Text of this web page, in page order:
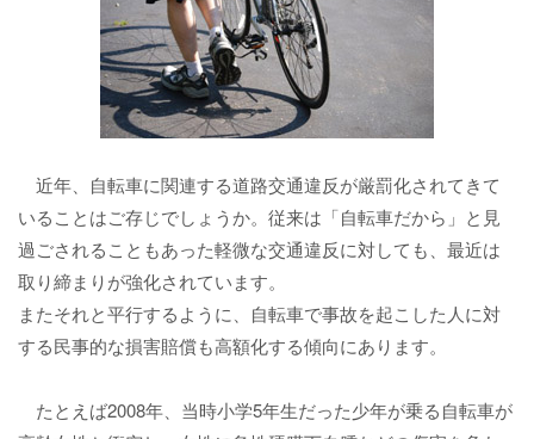
近年、自転車に関連する道路交通違反が厳罰化されてきて
いることはご存じでしょうか。従来は「自転車だから」と見
過ごされることもあった軽微な交通違反に対しても、最近は
取り締まりが強化されています。
またそれと平行するように、自転車で事故を起こした人に対
する民事的な損害賠償も高額化する傾向にあります。
たとえば2008年、当時小学5年生だった少年が乗る自転車が